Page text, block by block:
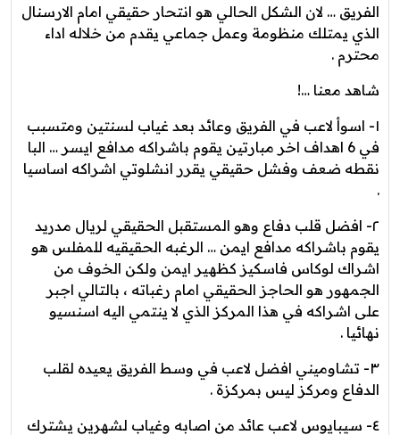
الفريق … لان الشكل الحالي هو انتحار حقيقي امام الارسنال
الذي يمتلك منظومة وعمل جماعي يقدم من خلاله اداء
محترم .
شاهد معنا …!
١- اسوأ لاعب في الفريق وعائد بعد غياب لسنتين ومتسبب
في 6 اهداف اخر مبارتين يقوم باشراكه مدافع ايسر … البا
نقطه ضعف وفشل حقيقي يقرر انشلوتي اشراكه اساسيا
.
٢- افضل قلب دفاع وهو المستقبل الحقيقي لريال مدريد
يقوم باشراكه مدافع ايمن … الرغبه الحقيقيه للمفلس هو
اشراك لوكاس فاسكيز كظهير ايمن ولكن الخوف من
الجمهور هو الحاجز الحقيقي امام رغباته ، بالتالي اجبر
على اشراكه في هذا المركز الذي لا ينتمي اليه اسنسيو
نهائيا .
٣- تشاوميني افضل لاعب في وسط الفريق يعيده لقلب
الدفاع ومركز ليس بمركزة .
٤- سيبايوس لاعب عائد من اصابه وغياب لشهرين يشترك